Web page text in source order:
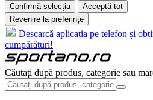
Confirmă selecția
Acceptă tot
Revenire la preferințe
Descarcă aplicația pe telefon și
cumpărături!
Căutați după produs, categorie sau